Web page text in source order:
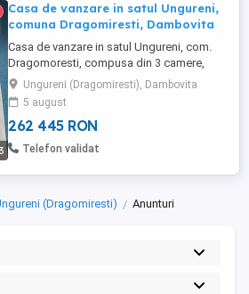
3
Casa de vanzare in satul Ungureni,
comuna Dragomiresti, Dambovita
Casa de vanzare in satul Ungureni, com.
Dragomoresti, compusa din 3 camere,
hol, utilitati ( apa, gaze, canalizare in faza
de proiect cu executie in termen scurt),
anexe (grajd cu 3 incaperi , beci, bucatarie
de vara), 10 km de Targoviste, la soseaua
principala. Suprafata si pozitionarea
Ungureni (Dragomiresti), Dambovita
5 august
262 445 RON
Telefon validat
(Dragomiresti) Anunturi